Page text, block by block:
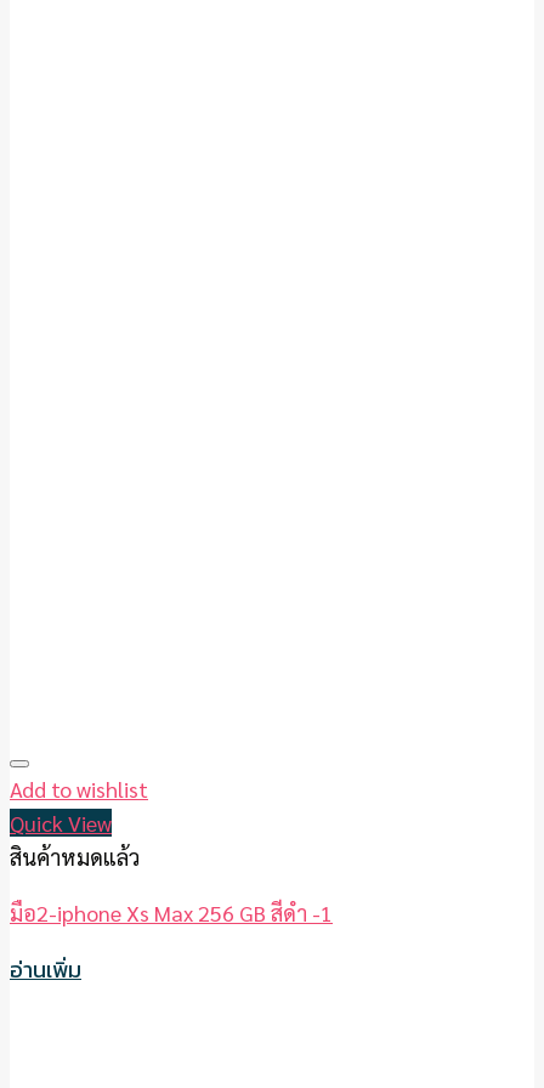
Add to wishlist
Quick View
สินค้าหมดแล้ว
มือ2-iphone Xs Max 256 GB สีดำ -1
อ่านเพิ่ม